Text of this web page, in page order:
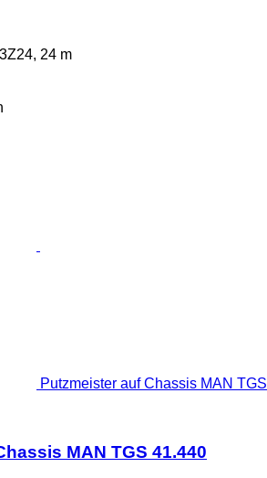
24 m
Putzmeister auf Chassis MAN TGS
MAN TGS 41.440